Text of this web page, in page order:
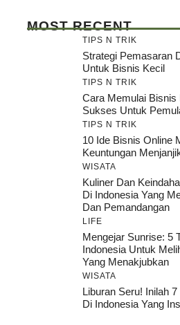
MOST RECENT
TIPS N TRIK
Strategi Pemasaran
Untuk Bisnis Kecil
TIPS N TRIK
Cara Memulai Bisnis
Sukses Untuk
TIPS N TRIK
10 Ide Bisnis Online
Keuntungan
WISATA
Kuliner Dan
Di Indonesia Yang
Dan Pemandangan
LIFE
Mengejar Sunrise: 5
Indonesia Untuk
Yang Menakjubkan
WISATA
Liburan Seru! Inilah
Di Indonesia Yang